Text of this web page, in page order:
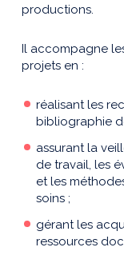
productions.
Il accompagne
projets en :
réalisant les
bibliographie
assurant la
de travail, les
et les
soins ;
gérant les
ressources